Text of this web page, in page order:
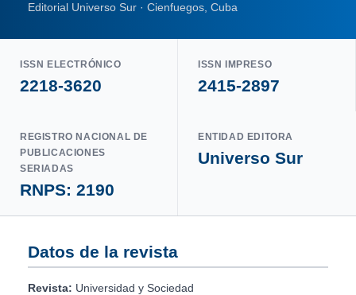
Editorial Universo Sur · Cienfuegos, Cuba
ISSN ELECTRÓNICO
2218-3620
ISSN IMPRESO
2415-2897
REGISTRO NACIONAL DE
PUBLICACIONES
SERIADAS
RNPS: 2190
ENTIDAD EDITORA
Universo Sur
Datos de la revista
Revista: Universidad y Sociedad